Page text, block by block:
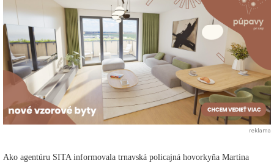
reklama
Ako agentúru SITA informovala trnavská policajná hovorkyňa Martina